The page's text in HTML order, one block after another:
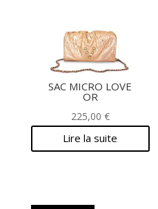
SAC MICRO LOVE
OR
225,00 €
Lire la suite